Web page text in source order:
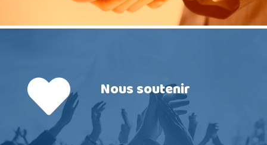
Nous soutenir